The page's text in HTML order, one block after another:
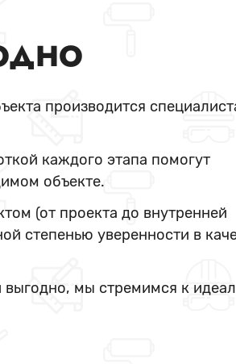
производится
каждого этапа помогут
объекте.
(от проекта до внутренней
степенью уверенности в
выгодно, мы стремимся к